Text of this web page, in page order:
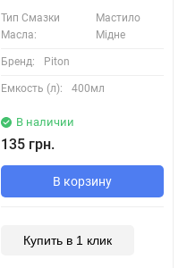
Тип Смазки
Масла:
Мастило
Мідне
Бренд: Piton
Емкость (л): 400мл
В наличии
135 грн.
В корзину
Купить в 1 клик